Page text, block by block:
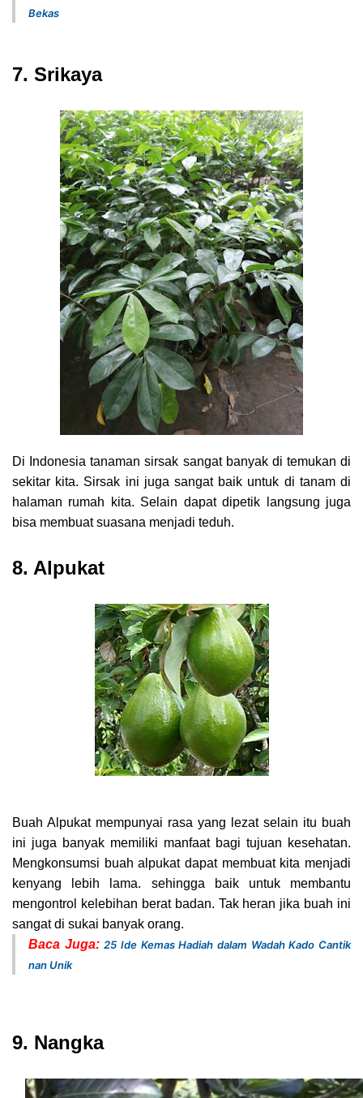
Bekas
7. Srikaya
Di Indonesia tanaman sirsak sangat banyak di temukan di
sekitar kita. Sirsak ini juga sangat baik untuk di tanam di
halaman rumah kita. Selain dapat dipetik langsung juga
bisa membuat suasana menjadi teduh.
8. Alpukat
Buah Alpukat mempunyai rasa yang lezat selain itu buah
ini juga banyak memiliki manfaat bagi tujuan kesehatan.
Mengkonsumsi buah alpukat dapat membuat kita menjadi
kenyang lebih lama. sehingga baik untuk membantu
mengontrol kelebihan berat badan. Tak heran jika buah ini
sangat di sukai banyak orang.
Baca Juga:25 Ide Kemas Hadiah dalam Wadah Kado Cantik
nan Unik
9. Nangka